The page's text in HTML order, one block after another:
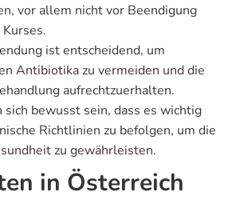
vor allem nicht vor Beendigung
ist entscheidend, um
Antibiotika zu vermeiden und die
aufrechtzuerhalten.
bewusst sein, dass es wichtig
Richtlinien zu befolgen, um die
zu gewährleisten.
in Österreich